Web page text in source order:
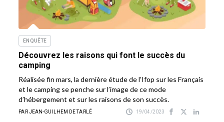
ENQUÊTE
Découvrez les raisons qui font le succès du
camping
Réalisée fin mars, la dernière étude de l’Ifop sur les Français
et le camping se penche sur l’image de ce mode
d’hébergement et sur les raisons de son succès.
PAR JEAN-GUILHEM DE TARLÉ 19/04/2023